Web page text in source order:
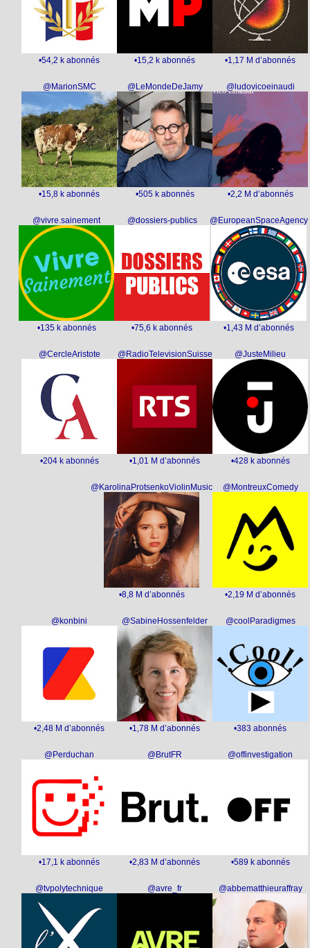
•1,17 M d’abonnés
•15,2 k abonnés
•54,2 k abonnés
@ludovicoeinaudi
•2,2 M d’abonnés
@LeMondeDeJamy
•505 k abonnés
@MarionSMC
•15,8 k abonnés
@EuropeanSpaceAgency
•1,43 M d’abonnés
@dossiers-publics
•75,6 k abonnés
@vivre.sainement
•135 k abonnés
@JusteMilieu
•428 k abonnés
@RadioTelevisionSuisse
•1,01 M d’abonnés
@CercleAristote
•204 k abonnés
@MontreuxComedy
•2,19 M d’abonnés
@KarolinaProtsenkoViolinMusic
•8,8 M d’abonnés
@coolParadigmes
•383 abonnés
@SabineHossenfelder
•1,78 M d’abonnés
@konbini
•2,48 M d’abonnés
@offinvestigation
•589 k abonnés
@BrutFR
•2,83 M d’abonnés
@Perduchan
•17,1 k abonnés
@abbematthieuraffray
@avre_fr
@tvpolytechnique